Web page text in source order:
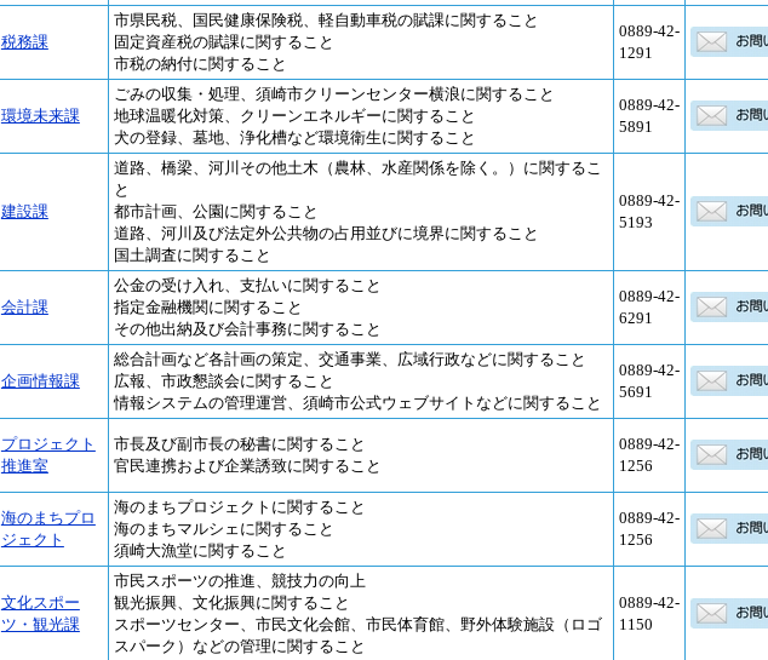
税務課
市県民税、国民健康保険税、軽自動車税の賦課に関すること
固定資産税の賦課に関すること
市税の納付に関すること
0889-42-
1291
環境未来課
ごみの収集・処理、須崎市クリーンセンター横浪に関すること
地球温暖化対策、クリーンエネルギーに関すること
犬の登録、墓地、浄化槽など環境衛生に関すること
0889-42-
5891
建設課
道路、橋梁、河川その他土木（農林、水産関係を除く。）に関するこ
と
都市計画、公園に関すること
道路、河川及び法定外公共物の占用並びに境界に関すること
国土調査に関すること
0889-42-
5193
会計課
公金の受け入れ、支払いに関すること
指定金融機関に関すること
その他出納及び会計事務に関すること
0889-42-
6291
企画情報課
総合計画など各計画の策定、交通事業、広域行政などに関すること
広報、市政懇談会に関すること
情報システムの管理運営、須崎市公式ウェブサイトなどに関すること
0889-42-
5691
プロジェクト
推進室
市長及び副市長の秘書に関すること
官民連携および企業誘致に関すること
0889-42-
1256
海のまちプロ
ジェクト
海のまちプロジェクトに関すること
海のまちマルシェに関すること
須崎大漁堂に関すること
0889-42-
1256
文化スポー
ツ・観光課
市民スポーツの推進、競技力の向上
観光振興、文化振興に関すること
スポーツセンター、市民文化会館、市民体育館、野外体験施設（ロゴ
スパーク）などの管理に関すること
0889-42-
1150